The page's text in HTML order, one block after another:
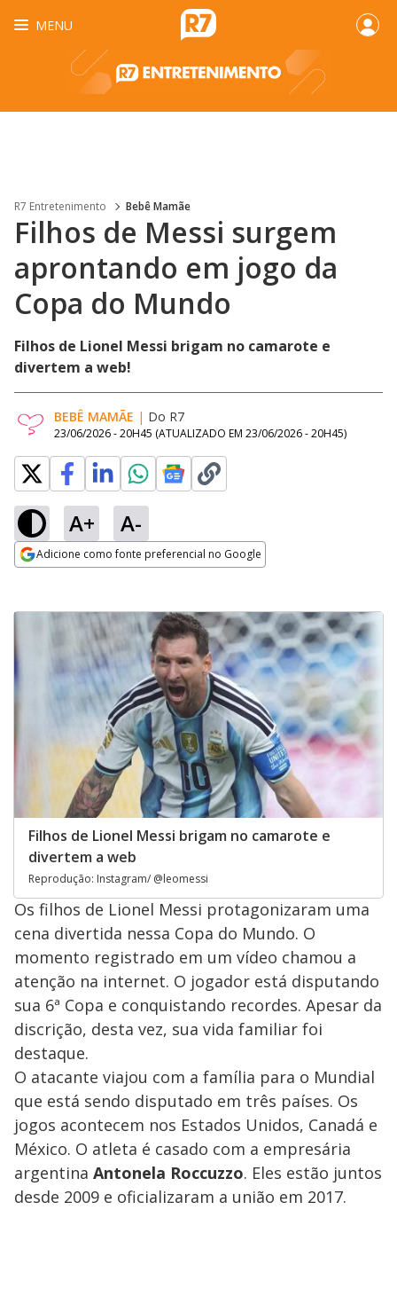
MENU
R7 Entretenimento Bebê Mamãe
Filhos de Messi surgem
aprontando em jogo da
Copa do Mundo
Filhos de Lionel Messi brigam no camarote e
divertem a web!
BEBÊ MAMÃE | Do R7
23/06/2026 - 20H45 (ATUALIZADO EM 23/06/2026 - 20H45)
A+ A-
Adicione como fonte preferencial no Google
Filhos de Lionel Messi brigam no camarote e
divertem a web
Reprodução: Instagram/ @leomessi
Os filhos de Lionel Messi protagonizaram uma
cena divertida nessa Copa do Mundo. O
momento registrado em um vídeo chamou a
atenção na internet. O jogador está disputando
sua 6ª Copa e conquistando recordes. Apesar da
discrição, desta vez, sua vida familiar foi
destaque.
O atacante viajou com a família para o Mundial
que está sendo disputado em três países. Os
jogos acontecem nos Estados Unidos, Canadá e
México. O atleta é casado com a empresária
argentina Antonela Roccuzzo. Eles estão juntos
desde 2009 e oficializaram a união em 2017.